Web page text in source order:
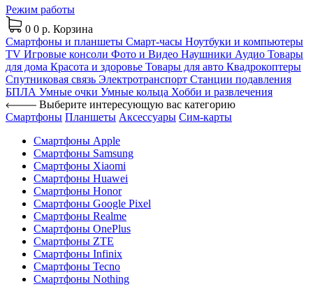
Режим работы
0 0 р. Корзина
Смартфоны и планшеты Смарт-часы Ноутбуки и компьютеры
TV Игровые консоли Фото и Видео Наушники Аудио Товары
для дома Красота и здоровье Товары для авто Квадрокоптеры
Спутниковая связь Электротранспорт Станции подавления
БПЛА Умные очки Умные кольца Хобби и развлечения
Выберите интересующую вас категорию
Смартфоны Планшеты Аксессуары Сим-карты
Смартфоны Apple
Смартфоны Samsung
Смартфоны Xiaomi
Смартфоны Huawei
Смартфоны Honor
Смартфоны Google Pixel
Смартфоны Realme
Смартфоны OnePlus
Смартфоны ZTE
Смартфоны Infinix
Смартфоны Tecno
Смартфоны Nothing